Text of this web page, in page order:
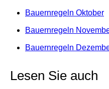
Bauernregeln Oktober
Bauernregeln
Bauernregeln
Lesen Sie auch